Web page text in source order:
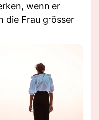
wenn er
die Frau grösser